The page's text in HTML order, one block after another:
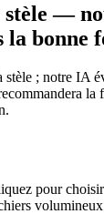
stèle —
la bonne
; notre IA
la
pour choisir
volumineux